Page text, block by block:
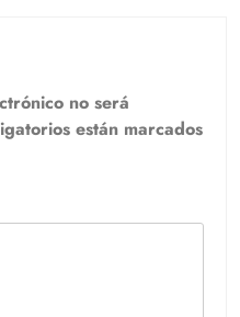
no será
están marcados